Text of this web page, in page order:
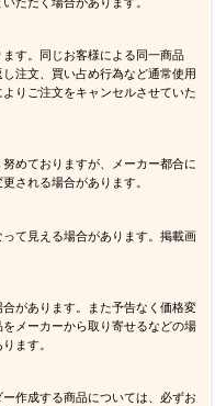
す。同じお客様による同一商品
注文、買い占め行為など通常使用
りご注文をキャンセルさせていた
めておりますが、メーカー都合に
される場合があります。
て見える場合があります。掲載画
があります。また予告なく価格変
メーカーから取り寄せるなどの場
ます。
作成する商品については、必ずお